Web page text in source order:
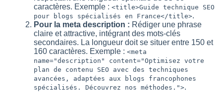
caractères. Exemple : <title>Guide technique SEO
pour blogs spécialisés en France</title>.
Pour la meta description : Rédiger une phrase
claire et attractive, intégrant des mots-clés
secondaires. La longueur doit se situer entre 150 et
160 caractères. Exemple : <meta
name="description" content="Optimisez votre
plan de contenu SEO avec des techniques
avancées, adaptées aux blogs francophones
spécialisés. Découvrez nos méthodes.">.